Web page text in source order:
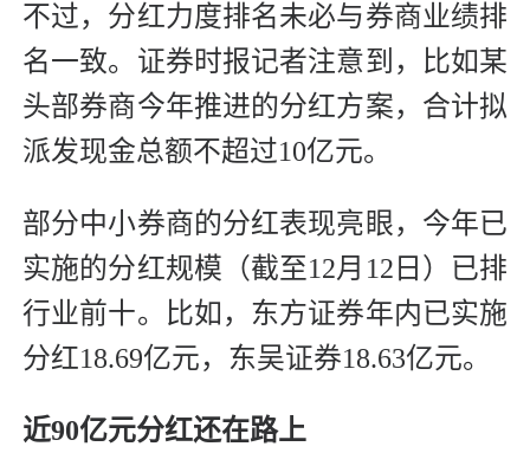
不过，分红力度排名未必与券商业绩排
名一致。证券时报记者注意到，比如某
头部券商今年推进的分红方案，合计拟
派发现金总额不超过10亿元。
部分中小券商的分红表现亮眼，今年已
实施的分红规模（截至12月12日）已排
行业前十。比如，东方证券年内已实施
分红18.69亿元，东吴证券18.63亿元。
近90亿元分红还在路上